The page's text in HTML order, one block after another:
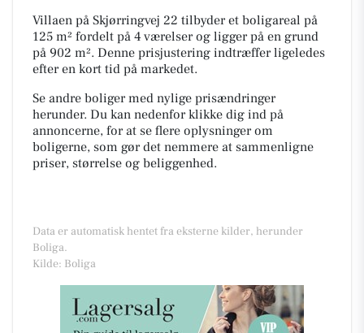
Villaen på Skjørringvej 22 tilbyder et boligareal på
125 m² fordelt på 4 værelser og ligger på en grund
på 902 m². Denne prisjustering indtræffer ligeledes
efter en kort tid på markedet.
Se andre boliger med nylige prisændringer
herunder. Du kan nedenfor klikke dig ind på
annoncerne, for at se flere oplysninger om
boligerne, som gør det nemmere at sammenligne
priser, størrelse og beliggenhed.
Data er automatisk hentet fra eksterne kilder, herunder
Boliga.
Kilde: Boliga